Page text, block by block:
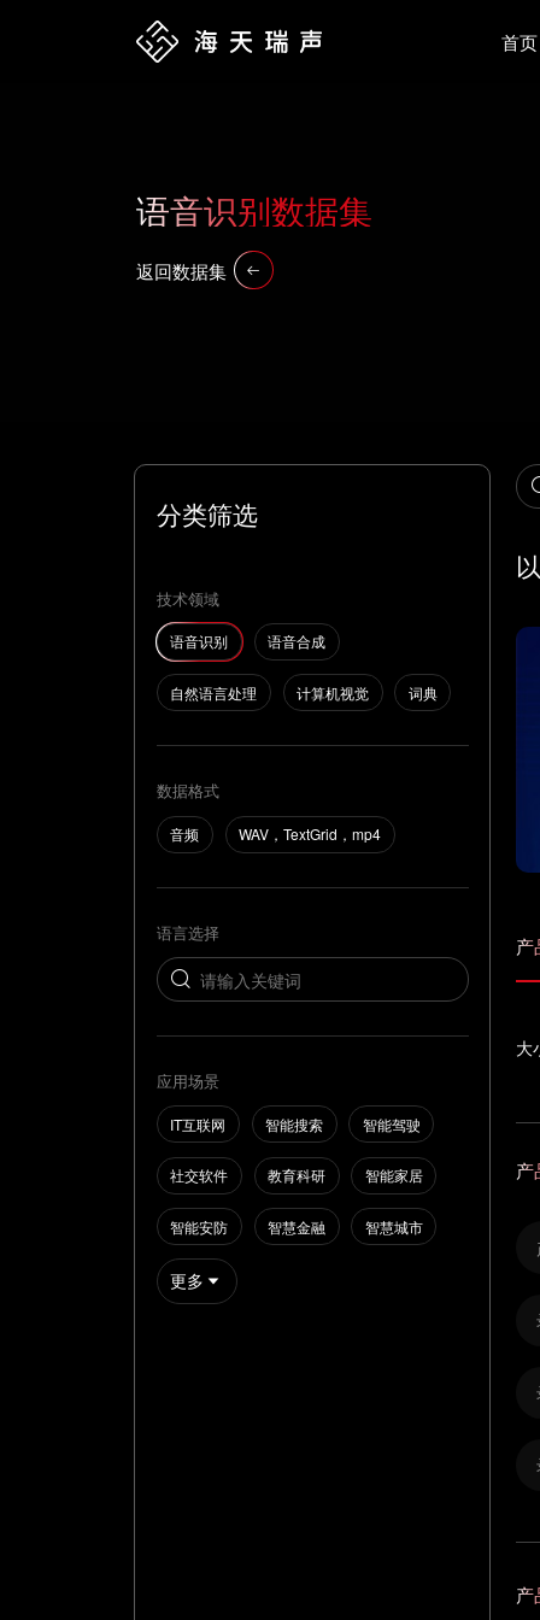
首页
语音识别数据集
返回数据集
分类筛选
技术领域
语音识别 语音合成
自然语言处理 计算机视觉 词典
数据格式
音频 WAV，TextGrid，mp4
语言选择
应用场景
IT互联网 智能搜索 智能驾驶
社交软件 教育科研 智能家居
智能安防 智慧金融 智慧城市
更多
产
大
产
产